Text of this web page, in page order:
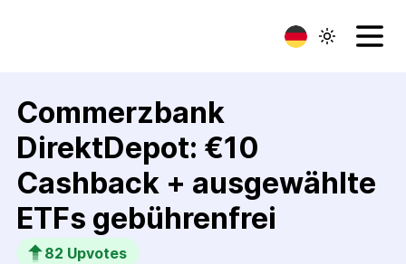
Commerzbank
DirektDepot: €10
Cashback + ausgewählte
ETFs gebührenfrei
82 Upvotes